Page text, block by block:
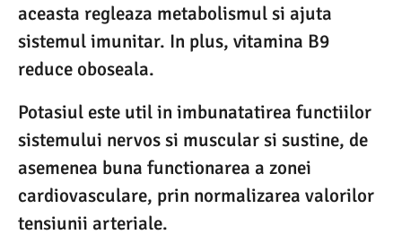
aceasta regleaza metabolismul si ajuta
sistemul imunitar. In plus, vitamina B9
reduce oboseala.
Potasiul este util in imbunatatirea functiilor
sistemului nervos si muscular si sustine, de
asemenea buna functionarea a zonei
cardiovasculare, prin normalizarea valorilor
tensiunii arteriale.